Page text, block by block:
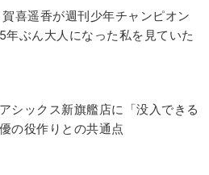
喜遥香が週刊少年チャンピオン
年ぶん大人になった私を見ていた
シックス新旗艦店に「没入できる
の役作りとの共通点